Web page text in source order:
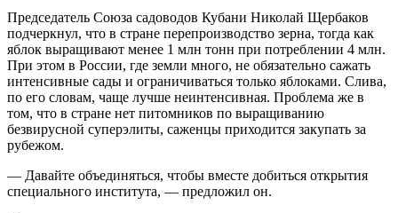
Председатель Союза садоводов Кубани Николай Щербаков
подчеркнул, что в стране перепроизводство зерна, тогда как
яблок выращивают менее 1 млн тонн при потреблении 4 млн.
При этом в России, где земли много, не обязательно сажать
интенсивные сады и ограничиваться только яблоками. Слива,
по его словам, чаще лучше неинтенсивная. Проблема же в
том, что в стране нет питомников по выращиванию
безвирусной суперэлиты, саженцы приходится закупать за
рубежом.
— Давайте объединяться, чтобы вместе добиться открытия
специального института, — предложил он.